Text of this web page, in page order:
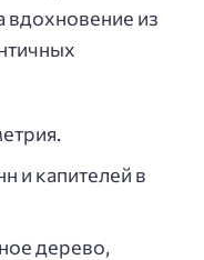
вдохновение из
и капителей в
дерево,